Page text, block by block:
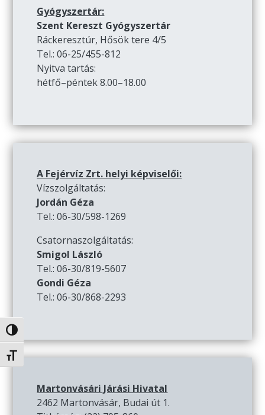
Nagy kontraszt váltása
Betűméret váltása
Gyógyszertár:
Szent Kereszt Gyógyszertár
Ráckeresztúr, Hősök tere 4/5
Tel.: 06-25/455-812
Nyitva tartás:
hétfő–péntek 8.00–18.00
A Fejérvíz Zrt. helyi képviselői:
Vízszolgáltatás:
Jordán Géza
Tel.: 06-30/598-1269
Csatornaszolgáltatás:
Smigol László
Tel.: 06-30/819-5607
Gondi Géza
Tel.: 06-30/868-2293
Martonvásári Járási Hivatal
2462 Martonvásár, Budai út 1.